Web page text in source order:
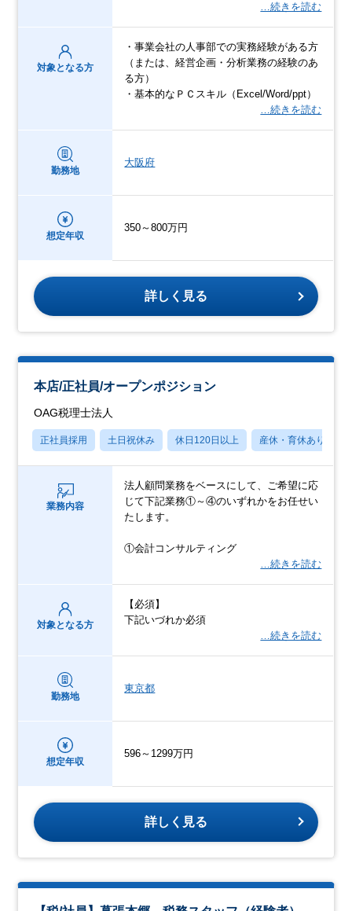
…続きを読む
対象となる方
・事業会社の人事部での実務経験がある方
（または、経営企画・分析業務の経験のあ
る方）
・基本的なＰＣスキル（Excel/Word/ppt）
…続きを読む
勤務地
大阪府
想定年収
350～800万円
詳しく見る
本店/正社員/オープンポジション
OAG税理士法人
正社員採用 土日祝休み 休日120日以上 産休・育休あり
業務内容
法人顧問業務をベースにして、ご希望に応
じて下記業務①～④のいずれかをお任せい
たします。
①会計コンサルティング
…続きを読む
対象となる方
【必須】
下記いづれか必須
…続きを読む
勤務地
東京都
想定年収
596～1299万円
詳しく見る